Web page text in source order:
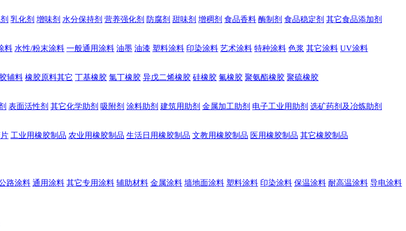
乳化剂 增味剂 水分保持剂 营养强化剂 防腐剂 甜味剂 增稠剂 食品香料 酶制剂 食品稳定剂 其它食品添加剂
料 水性/粉末涂料 一般通用涂料 油墨 油漆 塑料涂料 印染涂料 艺术涂料 特种涂料 色浆 其它涂料 UV涂料
辅料 橡胶原料其它 丁基橡胶 氯丁橡胶 异戊二烯橡胶 硅橡胶 氟橡胶 聚氨酯橡胶 聚硫橡胶
表面活性剂 其它化学助剂 吸附剂 涂料助剂 建筑用助剂 金属加工助剂 电子工业用助剂 选矿药剂及冶炼助剂
工业用橡胶制品 农业用橡胶制品 生活日用橡胶制品 文教用橡胶制品 医用橡胶制品 其它橡胶制品
路涂料 通用涂料 其它专用涂料 辅助材料 金属涂料 墙地面涂料 塑料涂料 印染涂料 保温涂料 耐高温涂料 导电涂料